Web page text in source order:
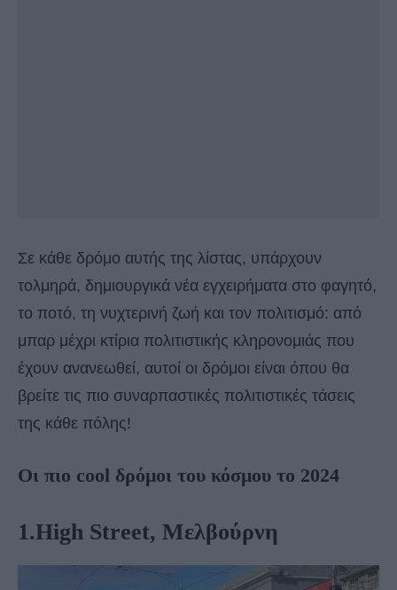
Σε κάθε δρόμο αυτής της λίστας, υπάρχουν
τολμηρά, δημιουργικά νέα εγχειρήματα στο φαγητό,
το ποτό, τη νυχτερινή ζωή και τον πολιτισμό: από
μπαρ μέχρι κτίρια πολιτιστικής κληρονομιάς που
έχουν ανανεωθεί, αυτοί οι δρόμοι είναι όπου θα
βρείτε τις πιο συναρπαστικές πολιτιστικές τάσεις
της κάθε πόλης!
Οι πιο cool δρόμοι του κόσμου το 2024
1.High Street, Μελβούρνη